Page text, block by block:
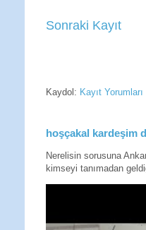
Sonraki Kayıt
Kaydol: Kayıt
hoşçakal kardeşim
Nerelisin sorusuna
kimseyi tanımadan